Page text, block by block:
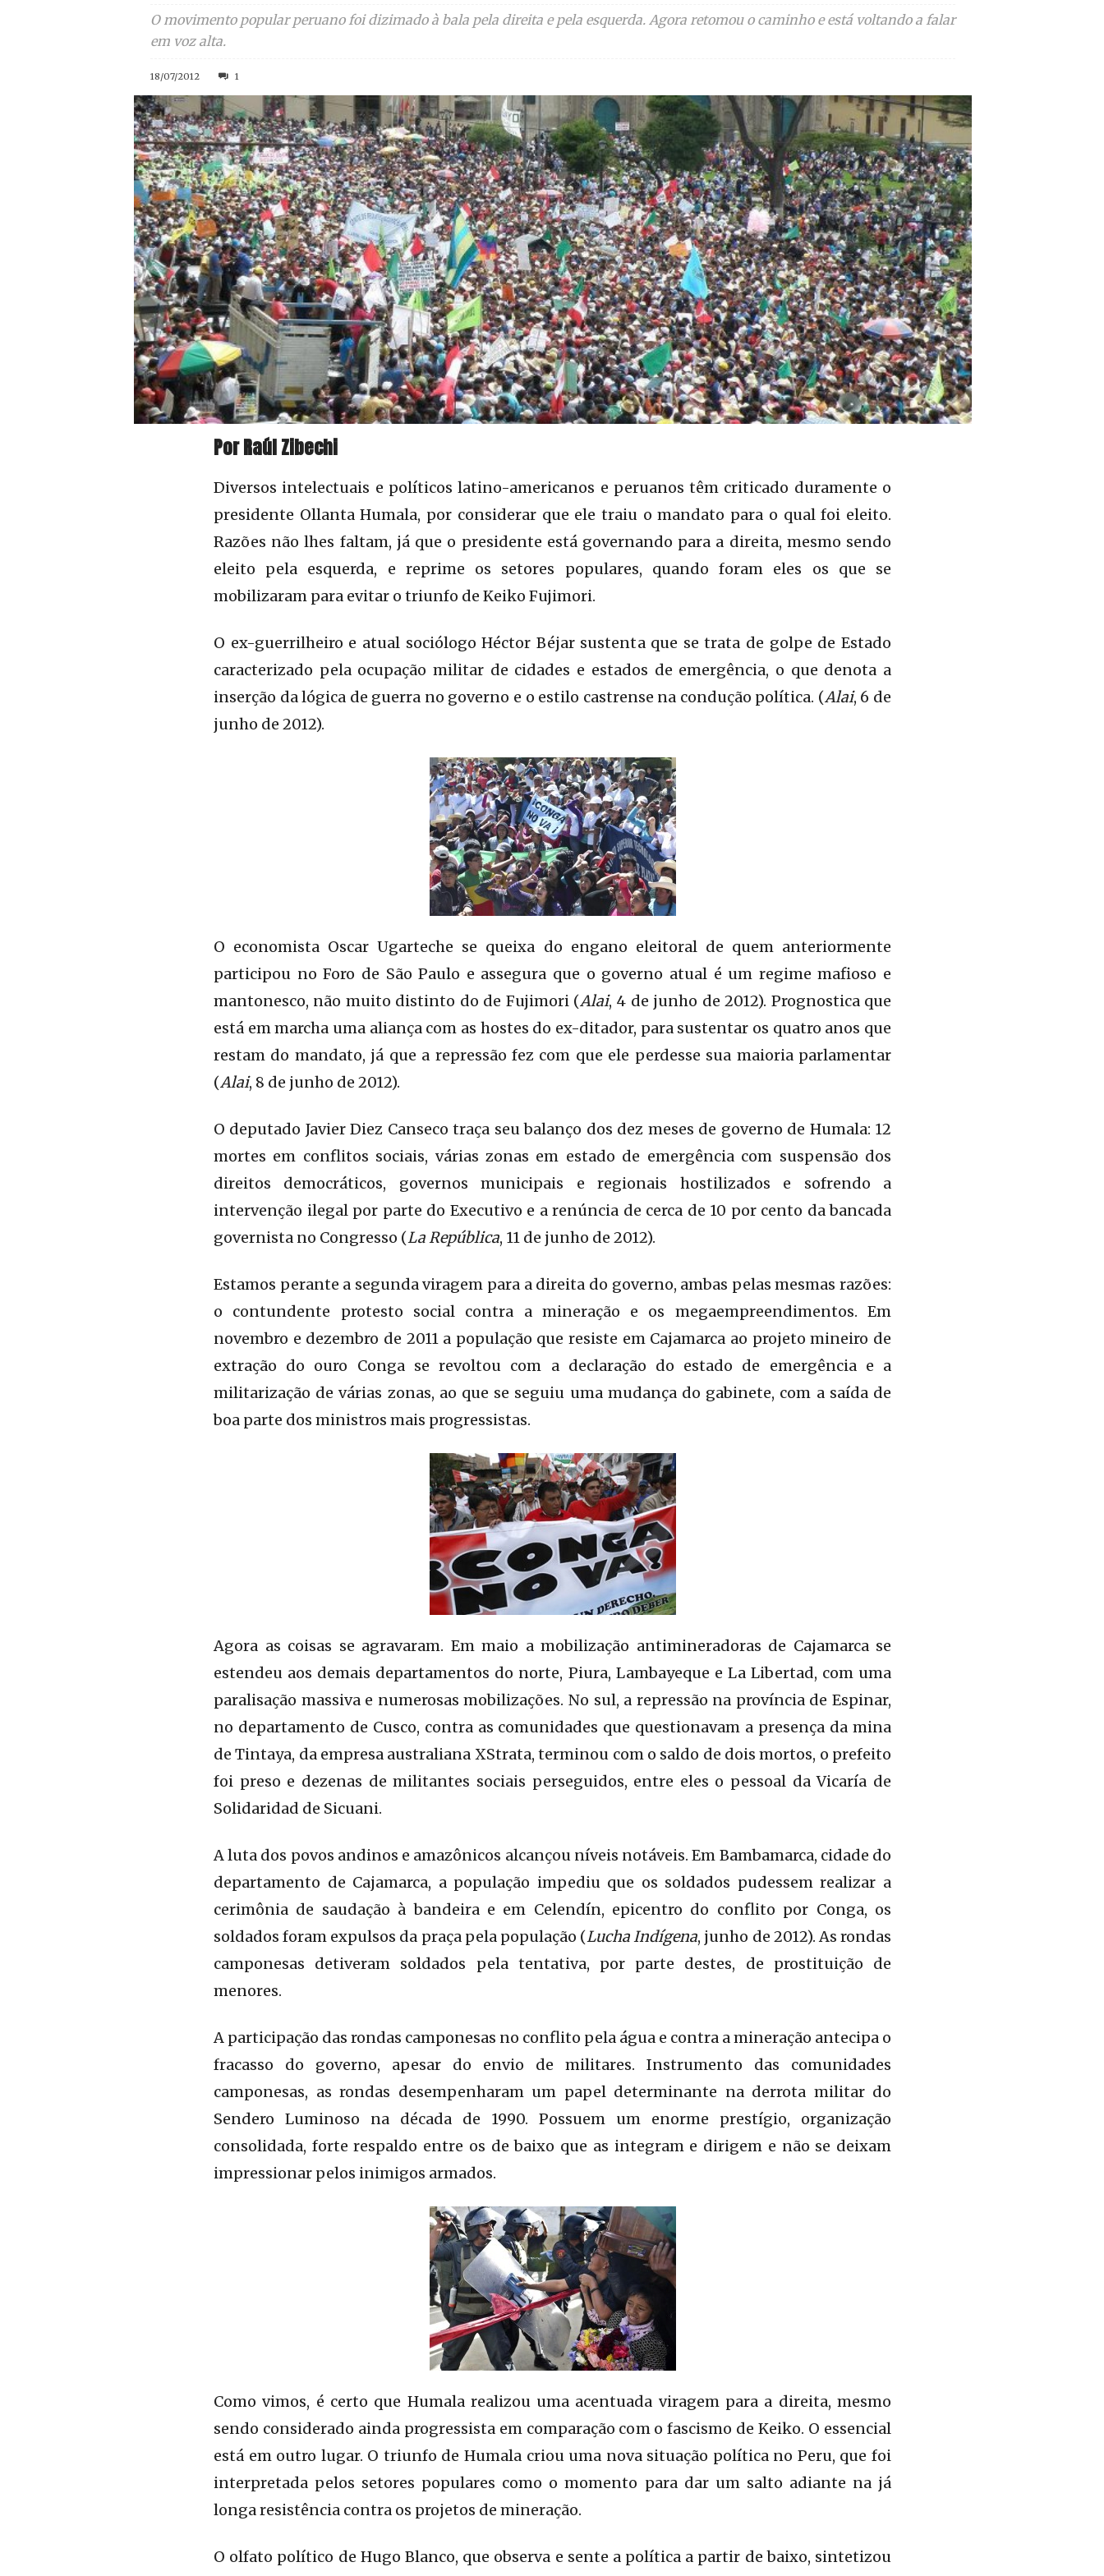
O movimento popular peruano foi dizimado à bala pela direita e pela esquerda. Agora retomou o caminho e está voltando a falar
em voz alta.
18/07/2012 1
Por Raúl Zibechi
Diversos intelectuais e políticos latino-americanos e peruanos têm criticado duramente o
presidente Ollanta Humala, por considerar que ele traiu o mandato para o qual foi eleito.
Razões não lhes faltam, já que o presidente está governando para a direita, mesmo sendo
eleito pela esquerda, e reprime os setores populares, quando foram eles os que se
mobilizaram para evitar o triunfo de Keiko Fujimori.
O ex-guerrilheiro e atual sociólogo Héctor Béjar sustenta que se trata de golpe de Estado
caracterizado pela ocupação militar de cidades e estados de emergência, o que denota a
inserção da lógica de guerra no governo e o estilo castrense na condução política. (Alai, 6 de
junho de 2012).
O economista Oscar Ugarteche se queixa do engano eleitoral de quem anteriormente
participou no Foro de São Paulo e assegura que o governo atual é um regime mafioso e
mantonesco, não muito distinto do de Fujimori (Alai, 4 de junho de 2012). Prognostica que
está em marcha uma aliança com as hostes do ex-ditador, para sustentar os quatro anos que
restam do mandato, já que a repressão fez com que ele perdesse sua maioria parlamentar
(Alai, 8 de junho de 2012).
O deputado Javier Diez Canseco traça seu balanço dos dez meses de governo de Humala: 12
mortes em conflitos sociais, várias zonas em estado de emergência com suspensão dos
direitos democráticos, governos municipais e regionais hostilizados e sofrendo a
intervenção ilegal por parte do Executivo e a renúncia de cerca de 10 por cento da bancada
governista no Congresso (La República, 11 de junho de 2012).
Estamos perante a segunda viragem para a direita do governo, ambas pelas mesmas razões:
o contundente protesto social contra a mineração e os megaempreendimentos. Em
novembro e dezembro de 2011 a população que resiste em Cajamarca ao projeto mineiro de
extração do ouro Conga se revoltou com a declaração do estado de emergência e a
militarização de várias zonas, ao que se seguiu uma mudança do gabinete, com a saída de
boa parte dos ministros mais progressistas.
Agora as coisas se agravaram. Em maio a mobilização antimineradoras de Cajamarca se
estendeu aos demais departamentos do norte, Piura, Lambayeque e La Libertad, com uma
paralisação massiva e numerosas mobilizações. No sul, a repressão na província de Espinar,
no departamento de Cusco, contra as comunidades que questionavam a presença da mina
de Tintaya, da empresa australiana XStrata, terminou com o saldo de dois mortos, o prefeito
foi preso e dezenas de militantes sociais perseguidos, entre eles o pessoal da Vicaría de
Solidaridad de Sicuani.
A luta dos povos andinos e amazônicos alcançou níveis notáveis. Em Bambamarca, cidade do
departamento de Cajamarca, a população impediu que os soldados pudessem realizar a
cerimônia de saudação à bandeira e em Celendín, epicentro do conflito por Conga, os
soldados foram expulsos da praça pela população (Lucha Indígena, junho de 2012). As rondas
camponesas detiveram soldados pela tentativa, por parte destes, de prostituição de
menores.
A participação das rondas camponesas no conflito pela água e contra a mineração antecipa o
fracasso do governo, apesar do envio de militares. Instrumento das comunidades
camponesas, as rondas desempenharam um papel determinante na derrota militar do
Sendero Luminoso na década de 1990. Possuem um enorme prestígio, organização
consolidada, forte respaldo entre os de baixo que as integram e dirigem e não se deixam
impressionar pelos inimigos armados.
Como vimos, é certo que Humala realizou uma acentuada viragem para a direita, mesmo
sendo considerado ainda progressista em comparação com o fascismo de Keiko. O essencial
está em outro lugar. O triunfo de Humala criou uma nova situação política no Peru, que foi
interpretada pelos setores populares como o momento para dar um salto adiante na já
longa resistência contra os projetos de mineração.
O olfato político de Hugo Blanco, que observa e sente a política a partir de baixo, sintetizou